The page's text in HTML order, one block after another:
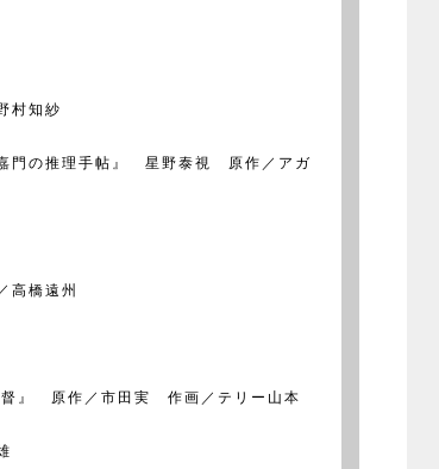
村知紗
嘉門の推理手帖』 星野泰視 原作／アガ
高橋遠州
督』 原作／市田実 作画／テリー山本